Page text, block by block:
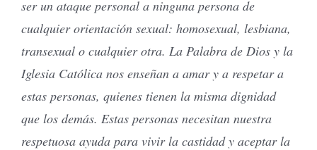
ser un ataque personal a ninguna persona de
cualquier orientación sexual: homosexual, lesbiana,
transexual o cualquier otra. La Palabra de Dios y la
Iglesia Católica nos enseñan a amar y a respetar a
estas personas, quienes tienen la misma dignidad
que los demás. Estas personas necesitan nuestra
respetuosa ayuda para vivir la castidad y aceptar la